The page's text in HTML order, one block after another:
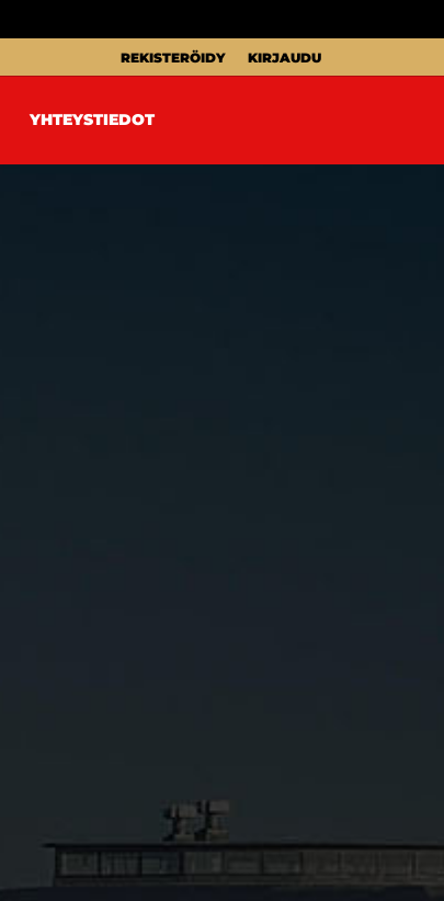
REKISTERÖIDY KIRJAUDU
YHTEYSTIEDOT